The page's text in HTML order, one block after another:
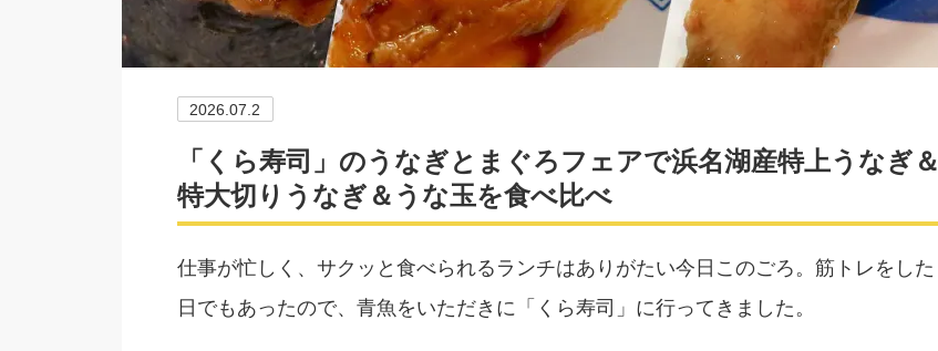
2026.07.2
「くら寿司」のうなぎとまぐろフェアで浜名湖産特上うなぎ＆
特大切りうなぎ＆うな玉を食べ比べ
仕事が忙しく、サクッと食べられるランチはありがたい今日このごろ。筋トレをした
日でもあったので、青魚をいただきに「くら寿司」に行ってきました。